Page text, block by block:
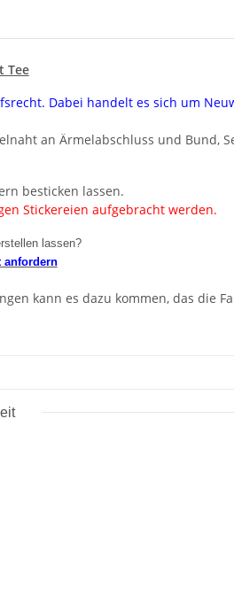
Tee
Dabei handelt es sich um
an Ärmelabschluss und Bund,
besticken lassen.
Stickereien aufgebracht werden.
lassen?
anfordern
kann es dazu kommen, das die